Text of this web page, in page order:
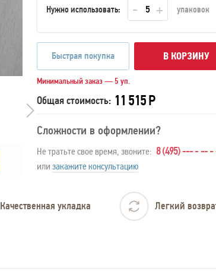
Нужно использовать: упаковок
Быстрая покупка В КОРЗИНУ
Минимальный заказ — 5 уп.
Общая стоимость: 11 515 Р
Сложности в оформлении?
Не тратьте свое время, звоните: 8 (495) --- - --
или закажите консультацию
Качественная укладка Легкий